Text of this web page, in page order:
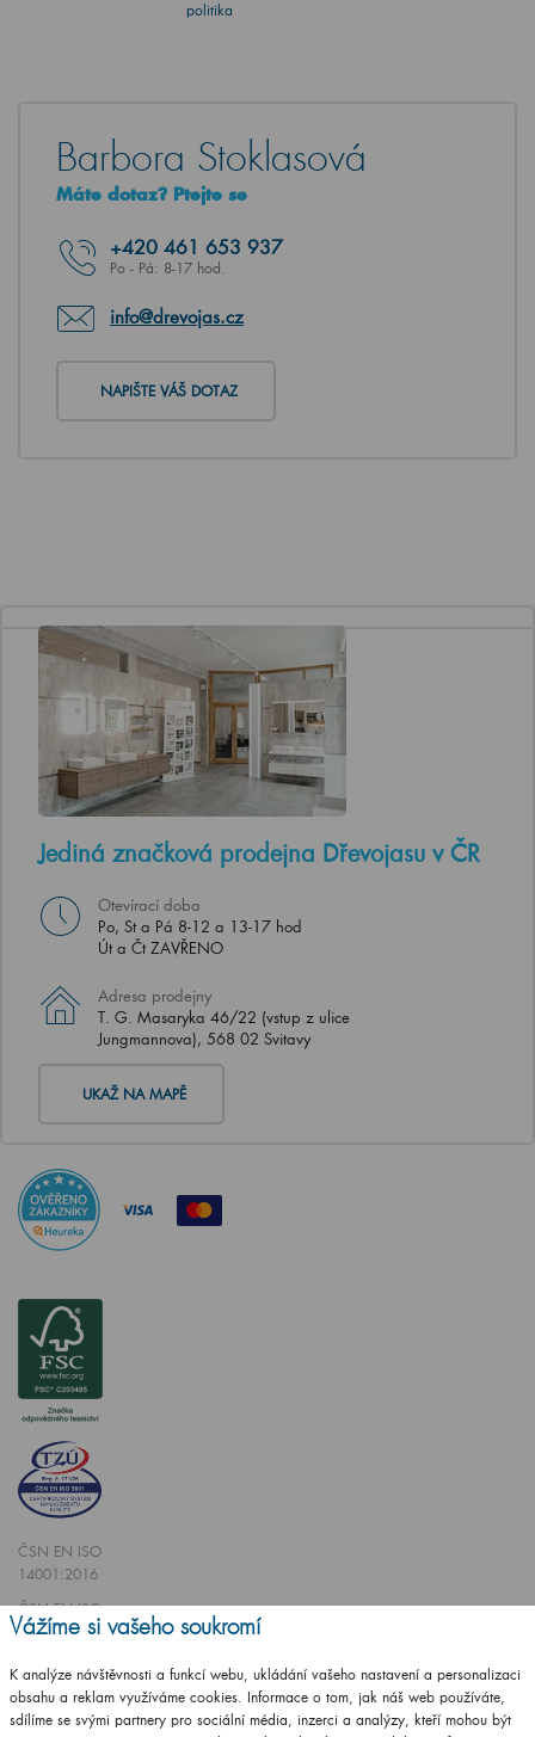
politika
Barbora Stoklasová
Máte dotaz? Ptejte se
+420 461 653 937
Po - Pá: 8-17 hod.
info@drevojas.cz
NAPIŠTE VÁŠ DOTAZ
Jediná značková prodejna Dřevojasu v ČR
Otevírací doba
Po, St a Pá 8-12 a 13-17 hod
Út a Čt ZAVŘENO
Adresa prodejny
T. G. Masaryka 46/22 (vstup z ulice
Jungmannova), 568 02 Svitavy
UKAŽ NA MAPĚ
ČSN EN ISO
14001:2016
ČSN EN ISO
9001:2016
Vážíme si vašeho soukromí
K analýze návštěvnosti a funkcí webu, ukládání vašeho nastavení a personalizaci
obsahu a reklam využíváme cookies. Informace o tom, jak náš web používáte,
sdílíme se svými partnery pro sociální média, inzerci a analýzy, kteří mohou být